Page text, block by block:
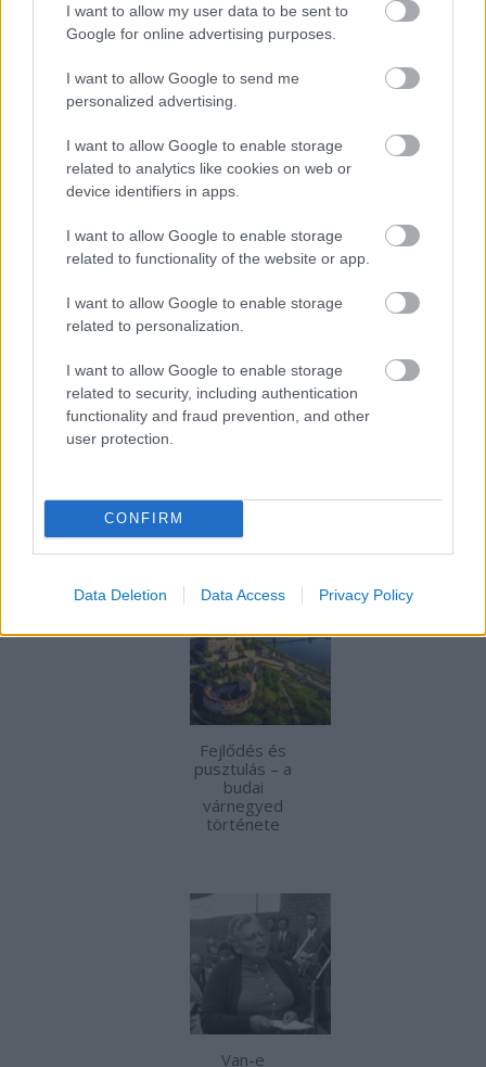
I want to allow my user data to be sent to
Google for online advertising purposes.
I want to allow Google to send me
personalized advertising.
I want to allow Google to enable storage
related to analytics like cookies on web or
device identifiers in apps.
I want to allow Google to enable storage
related to functionality of the website or app.
I want to allow Google to enable storage
related to personalization.
I want to allow Google to enable storage
related to security, including authentication
functionality and fraud prevention, and other
user protection.
CONFIRM
Data Deletion Data Access Privacy Policy
és "nemzetmentők" közötti választássá
avanzsálódik, kérdéses, hogy valóban ez fogja
meghatározni a kampányt és nem az ellenzék,
azon belül is Magyar Péter tematikája.
Tetszik
magyar
Fejlődés és
pusztulás – a
budai
várnegyed
története
Van-e